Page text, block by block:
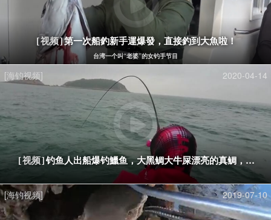
[视频]第一次船釣新手運爆發，直接釣到大魚啦！
台湾一个叫“老婆”的女钓手节目
[海钓视频] 2020-04-14
[视频]钓鱼人出船爆钓鱲鱼，大黑鲷大牛屎漂亮的真鲷，渔获
[海钓视频] 2019-07-10